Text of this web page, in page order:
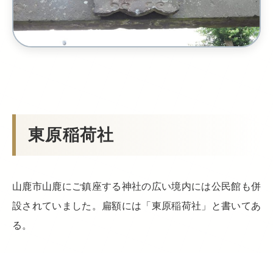
東原稲荷社
山鹿市山鹿にご鎮座する神社の広い境内には公民館も併
設されていました。扁額には「東原稲荷社」と書いてあ
る。